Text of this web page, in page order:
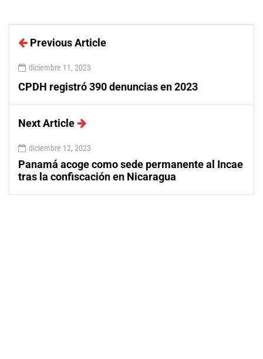
Previous Article
diciembre 11, 2023
CPDH registró 390 denuncias en 2023
Next Article
diciembre 12, 2023
Panamá acoge como sede permanente al Incae
tras la confiscación en Nicaragua